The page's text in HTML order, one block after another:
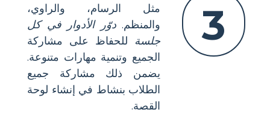
3
مثل الرسام، والراوي،
والمنظم.دوّر الأدوار في كل
جلسة للحفاظ على مشاركة
الجميع وتنمية مهارات متنوعة.
يضمن ذلك مشاركة جميع
الطلاب بنشاط في إنشاء لوحة
القصة.